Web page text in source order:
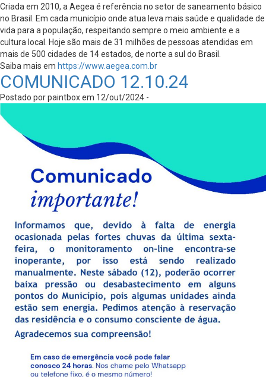
Criada em 2010, a Aegea é referência no setor de saneamento básico
no Brasil. Em cada município onde atua leva mais saúde e qualidade de
vida para a população, respeitando sempre o meio ambiente e a
cultura local. Hoje são mais de 31 milhões de pessoas atendidas em
mais de 500 cidades de 14 estados, de norte a sul do Brasil.
Saiba mais em https://www.aegea.com.br
COMUNICADO 12.10.24
Postado por paintbox em 12/out/2024 -